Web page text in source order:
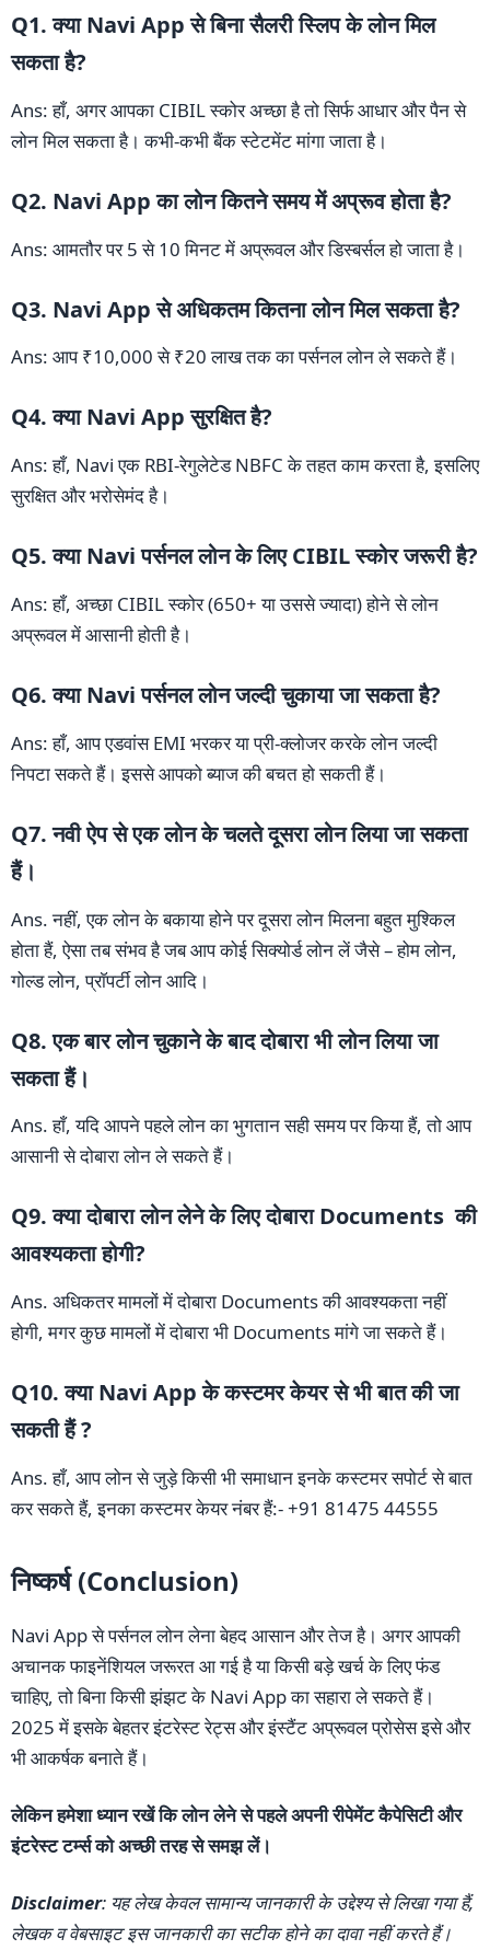
Q1. क्या Navi App से बिना सैलरी स्लिप के लोन मिल
सकता है?
Ans: हाँ, अगर आपका CIBIL स्कोर अच्छा है तो सिर्फ आधार और पैन से
लोन मिल सकता है। कभी-कभी बैंक स्टेटमेंट मांगा जाता है।
Q2. Navi App का लोन कितने समय में अप्रूव होता है?
Ans: आमतौर पर 5 से 10 मिनट में अप्रूवल और डिस्बर्सल हो जाता है।
Q3. Navi App से अधिकतम कितना लोन मिल सकता है?
Ans: आप ₹10,000 से ₹20 लाख तक का पर्सनल लोन ले सकते हैं।
Q4. क्या Navi App सुरक्षित है?
Ans: हाँ, Navi एक RBI-रेगुलेटेड NBFC के तहत काम करता है, इसलिए
सुरक्षित और भरोसेमंद है।
Q5. क्या Navi पर्सनल लोन के लिए CIBIL स्कोर जरूरी है?
Ans: हाँ, अच्छा CIBIL स्कोर (650+ या उससे ज्यादा) होने से लोन
अप्रूवल में आसानी होती है।
Q6. क्या Navi पर्सनल लोन जल्दी चुकाया जा सकता है?
Ans: हाँ, आप एडवांस EMI भरकर या प्री-क्लोजर करके लोन जल्दी
निपटा सकते हैं। इससे आपको ब्याज की बचत हो सकती हैं।
Q7. नवी ऐप से एक लोन के चलते दूसरा लोन लिया जा सकता
हैं।
Ans. नहीं, एक लोन के बकाया होने पर दूसरा लोन मिलना बहुत मुश्किल
होता हैं, ऐसा तब संभव है जब आप कोई सिक्योर्ड लोन लें जैसे – होम लोन,
गोल्ड लोन, प्राॅपर्टी लोन आदि।
Q8. एक बार लोन चुकाने के बाद दोबारा भी लोन लिया जा
सकता हैं।
Ans. हाँ, यदि आपने पहले लोन का भुगतान सही समय पर किया हैं, तो आप
आसानी से दोबारा लोन ले सकते हैं।
Q9. क्या दोबारा लोन लेने के लिए दोबारा Documents की
आवश्यकता होगी?
Ans. अधिकतर मामलों में दोबारा Documents की आवश्यकता नहीं
होगी, मगर कुछ मामलों में दोबारा भी Documents मांगे जा सकते हैं।
Q10. क्या Navi App के कस्टमर केयर से भी बात की जा
सकती हैं ?
Ans. हाँ, आप लोन से जुड़े किसी भी समाधान इनके कस्टमर सपोर्ट से बात
कर सकते हैं, इनका कस्टमर केयर नंबर हैं:- +91 81475 44555
निष्कर्ष (Conclusion)
Navi App से पर्सनल लोन लेना बेहद आसान और तेज है। अगर आपकी
अचानक फाइनेंशियल जरूरत आ गई है या किसी बड़े खर्च के लिए फंड
चाहिए, तो बिना किसी झंझट के Navi App का सहारा ले सकते हैं।
2025 में इसके बेहतर इंटरेस्ट रेट्स और इंस्टैंट अप्रूवल प्रोसेस इसे और
भी आकर्षक बनाते हैं।
लेकिन हमेशा ध्यान रखें कि लोन लेने से पहले अपनी रीपेमेंट कैपेसिटी और
इंटरेस्ट टर्म्स को अच्छी तरह से समझ लें।
Disclaimer: यह लेख केवल सामान्य जानकारी के उद्देश्य से लिखा गया हैं,
लेखक व वेबसाइट इस जानकारी का सटीक होने का दावा नहीं करते हैं।